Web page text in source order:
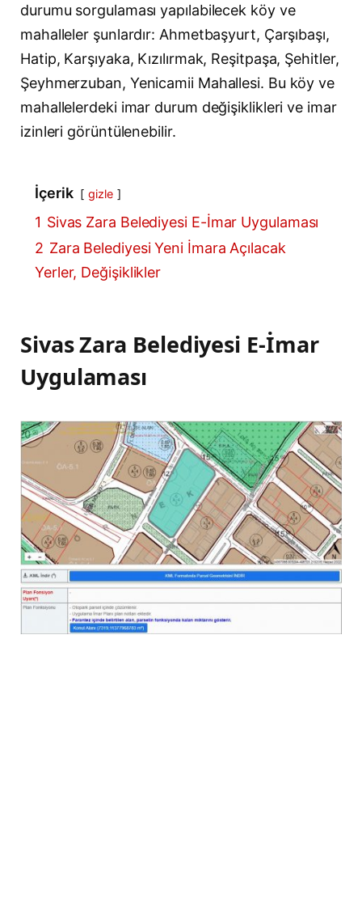
durumu sorgulaması yapılabilecek köy ve
mahalleler şunlardır: Ahmetbaşyurt, Çarşıbaşı,
Hatip, Karşıyaka, Kızılırmak, Reşitpaşa, Şehitler,
Şeyhmerzuban, Yenicamii Mahallesi. Bu köy ve
mahallelerdeki imar durum değişiklikleri ve imar
izinleri görüntülenebilir.
İçerik gizle
1 Sivas Zara Belediyesi E-İmar Uygulaması
2 Zara Belediyesi Yeni İmara Açılacak
Yerler, Değişiklikler
Sivas Zara Belediyesi E-İmar
Uygulaması